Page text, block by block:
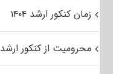
زمان کنکور ارشد ۱۴۰۴
محرومیت از کنکور ارشد